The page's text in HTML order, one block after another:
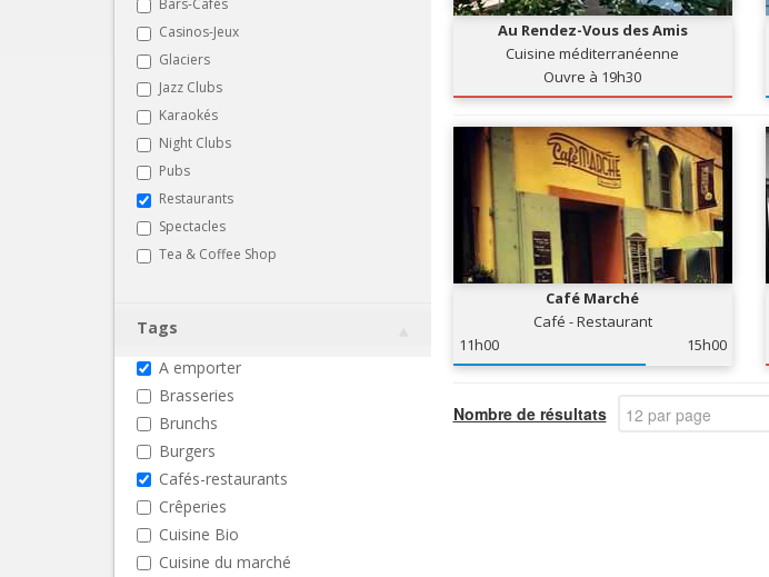
Casinos-Jeux
Glaciers
Jazz Clubs
Karaokés
Night Clubs
Pubs
Restaurants
Spectacles
Tea & Coffee Shop
Tags
A emporter
Brasseries
Brunchs
Burgers
Cafés-restaurants
Crêperies
Cuisine Bio
Cuisine du marché
Au Rendez-Vous des Amis
Cuisine méditerranéenne
Ouvre à 19h30
Café Marché
Café - Restaurant
11h00
15h00
Nombre de résultats 12 par page